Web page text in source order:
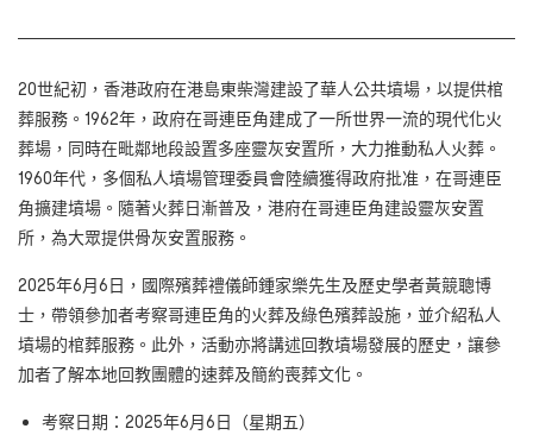
20世紀初，香港政府在港島東柴灣建設了華人公共墳場，以提供棺
葬服務。1962年，政府在哥連臣角建成了一所世界一流的現代化火
葬場，同時在毗鄰地段設置多座靈灰安置所，大力推動私人火葬。
1960年代，多個私人墳場管理委員會陸續獲得政府批准，在哥連臣
角擴建墳場。隨著火葬日漸普及，港府在哥連臣角建設靈灰安置
所，為大眾提供骨灰安置服務。
2025年6月6日，國際殯葬禮儀師鍾家樂先生及歷史學者黃競聰博
士，帶領參加者考察哥連臣角的火葬及綠色殯葬設施，並介紹私人
墳場的棺葬服務。此外，活動亦將講述回教墳場發展的歷史，讓參
加者了解本地回教團體的速葬及簡約喪葬文化。
考察日期：2025年6月6日（星期五）